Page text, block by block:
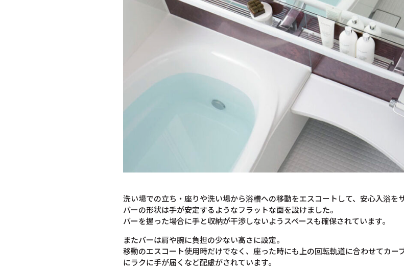
洗い場での立ち・座りや洗い場から浴槽への移動をエスコートして、安心入浴を
バーの形状は手が安定するようなフラットな面を設けました。
バーを握った場合に手と収納が干渉しないようスペースも確保されています。
またバーは肩や腕に負担の少ない高さに設定。
移動のエスコート使用時だけでなく、座った時にも上の回転軌道に合わせてカー
にラクに手が届くなど配慮がされています。